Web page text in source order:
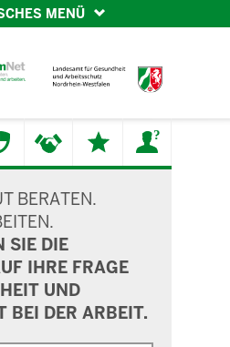
MENÜ
BERATEN.
SIE DIE
IHRE FRAGE
UND
BEI DER ARBEIT.